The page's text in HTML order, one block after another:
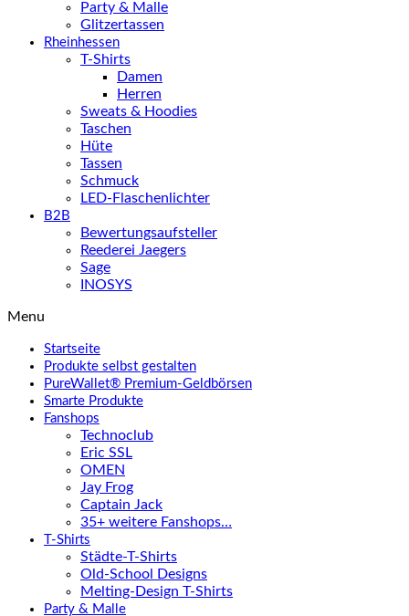
Party & Malle
Glitzertassen
Rheinhessen
T-Shirts
Damen
Herren
Sweats & Hoodies
Taschen
Hüte
Tassen
Schmuck
LED-Flaschenlichter
B2B
Bewertungsaufsteller
Reederei Jaegers
Sage
INOSYS
Menu
Startseite
Produkte selbst gestalten
PureWallet® Premium-Geldbörsen
Smarte Produkte
Fanshops
Technoclub
Eric SSL
OMEN
Jay Frog
Captain Jack
35+ weitere Fanshops…
T-Shirts
Städte-T-Shirts
Old-School Designs
Melting-Design T-Shirts
Party & Malle